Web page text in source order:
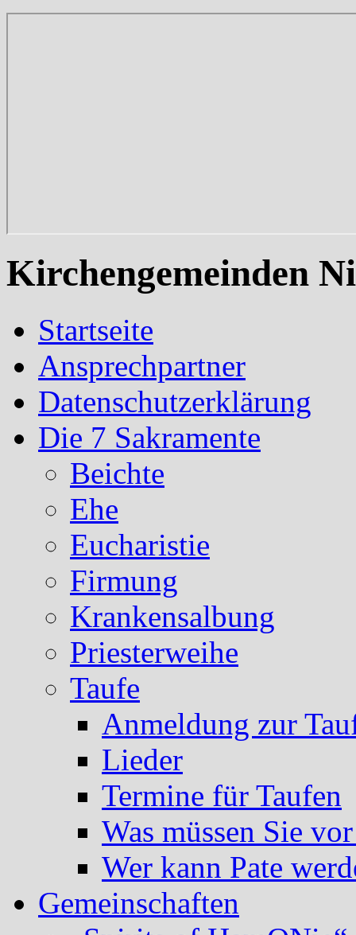
Kirchengemeinden
Startseite
Ansprechpartner
Datenschutzerklärung
Die 7 Sakramente
Beichte
Ehe
Eucharistie
Firmung
Krankensalbung
Priesterweihe
Taufe
Anmeldung zur
Lieder
Termine für Taufen
Was müssen Sie
Wer kann Pate
Gemeinschaften